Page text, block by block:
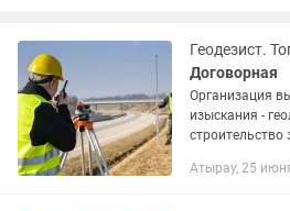
Договорная
Организация
изыскания -
строительство
участка; -
Атырау, 25